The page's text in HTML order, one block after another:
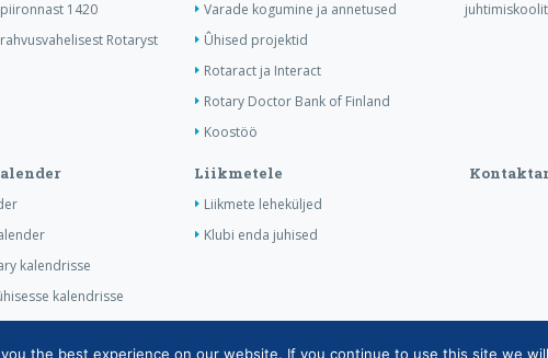
1420
Rotaryst
Varade kogumine ja annetused
Ûhised projektid
Rotaract ja Interact
Rotary Doctor Bank of Finland
Koostöö
kalendrisse
kalendrisse
Liikmetele
Liikmete leheküljed
Klubi enda juhised
the best experience on our website. If you continue to use this site we